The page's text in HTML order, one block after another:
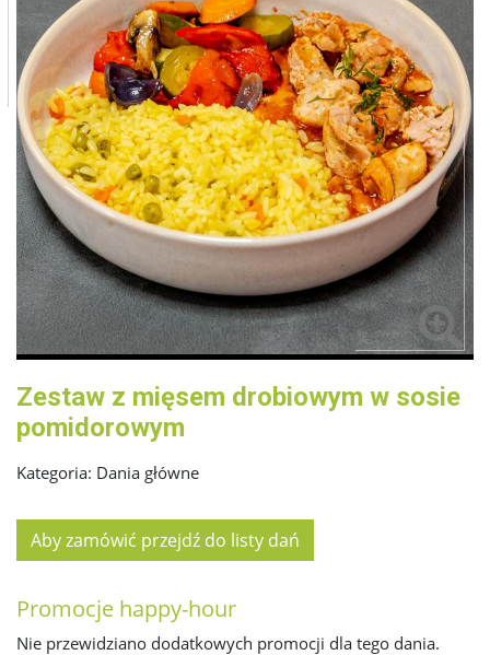
Zestaw z mięsem drobiowym w sosie
pomidorowym
Kategoria: Dania główne
Aby zamówić przejdź do listy dań
Promocje happy-hour
Nie przewidziano dodatkowych promocji dla tego dania.